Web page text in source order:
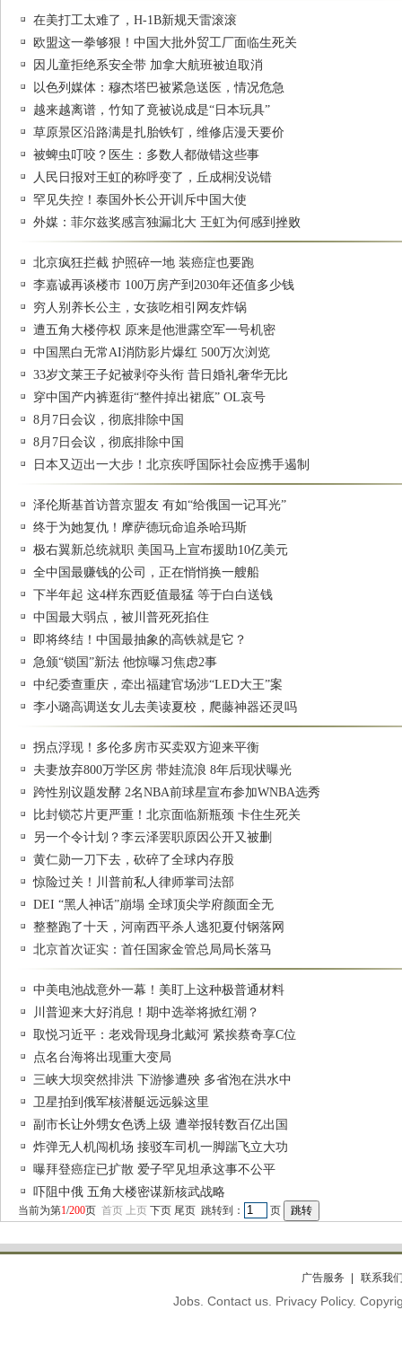
在美打工太难了，H-1B新规天雷滚滚
欧盟这一拳够狠！中国大批外贸工厂面临生死关
因儿童拒绝系安全带 加拿大航班被迫取消
以色列媒体：穆杰塔巴被紧急送医，情况危急
越来越离谱，竹知了竟被说成是“日本玩具”
草原景区沿路满是扎胎铁钉，维修店漫天要价
被蜱虫叮咬？医生：多数人都做错这些事
人民日报对王虹的称呼变了，丘成桐没说错
罕见失控！泰国外长公开训斥中国大使
外媒：菲尔兹奖感言独漏北大 王虹为何感到挫败
北京疯狂拦截 护照碎一地 装癌症也要跑
李嘉诚再谈楼市 100万房产到2030年还值多少钱
穷人别养长公主，女孩吃相引网友炸锅
遭五角大楼停权 原来是他泄露空军一号机密
中国黑白无常AI消防影片爆红 500万次浏览
33岁文莱王子妃被剥夺头衔 昔日婚礼奢华无比
穿中国产内裤逛街“整件掉出裙底” OL哀号
8月7日会议，彻底排除中国
8月7日会议，彻底排除中国
日本又迈出一大步！北京疾呼国际社会应携手遏制
泽伦斯基首访普京盟友 有如“给俄国一记耳光”
终于为她复仇！摩萨德玩命追杀哈玛斯
极右翼新总统就职 美国马上宣布援助10亿美元
全中国最赚钱的公司，正在悄悄换一艘船
下半年起 这4样东西贬值最猛 等于白白送钱
中国最大弱点，被川普死死掐住
即将终结！中国最抽象的高铁就是它？
急颁“锁国”新法 他惊曝习焦虑2事
中纪委查重庆，牵出福建官场涉“LED大王”案
李小璐高调送女儿去美读夏校，爬藤神器还灵吗
拐点浮现！多伦多房市买卖双方迎来平衡
夫妻放弃800万学区房 带娃流浪 8年后现状曝光
跨性别议题发酵 2名NBA前球星宣布参加WNBA选秀
比封锁芯片更严重！北京面临新瓶颈 卡住生死关
另一个令计划？李云泽罢职原因公开又被删
黄仁勋一刀下去，砍碎了全球内存股
惊险过关！川普前私人律师掌司法部
DEI “黑人神话”崩塌 全球顶尖学府颜面全无
整整跑了十天，河南西平杀人逃犯夏付钢落网
北京首次证实：首任国家金管总局局长落马
中美电池战意外一幕！美盯上这种极普通材料
川普迎来大好消息！期中选举将掀红潮？
取悦习近平：老戏骨现身北戴河 紧挨蔡奇享C位
点名台海将出现重大变局
三峡大坝突然排洪 下游惨遭殃 多省泡在洪水中
卫星拍到俄军核潜艇远远躲这里
副市长让外甥女色诱上级 遭举报转数百亿出国
炸弹无人机闯机场 接驳车司机一脚踹飞立大功
曝拜登癌症已扩散 爱子罕见坦承这事不公平
吓阻中俄 五角大楼密谋新核武战略
当前为第1/200页 首页 上页 下页 尾页 跳转到： 页
广告服务 联系我
Jobs. Contact us. Privacy Policy.